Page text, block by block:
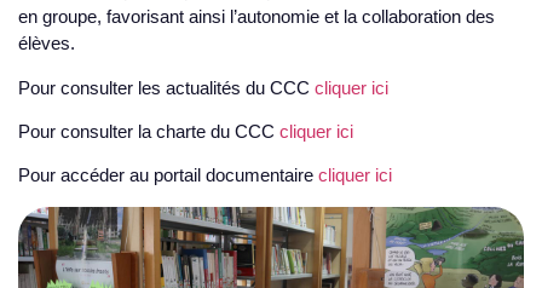
en groupe, favorisant ainsi l’autonomie et la collaboration des
élèves.
Pour consulter les actualités du CCC cliquer ici
Pour consulter la charte du CCC cliquer ici
Pour accéder au portail documentaire cliquer ici